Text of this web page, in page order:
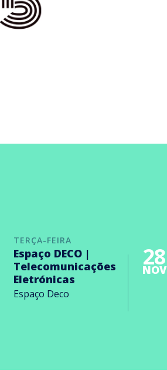
TERÇA-FEIRA
Espaço DECO |
Telecomunicações
Eletrónicas
Espaço Deco
28
NOV